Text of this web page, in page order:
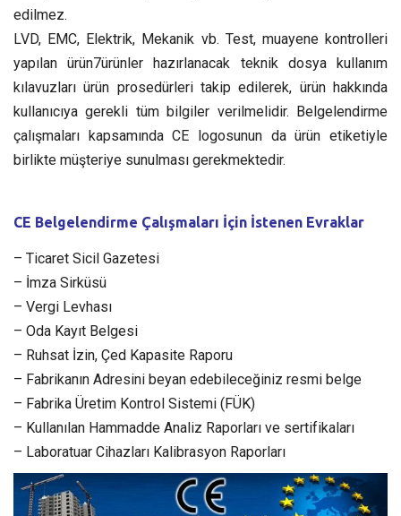
edilmez.
LVD, EMC, Elektrik, Mekanik vb. Test, muayene kontrolleri
yapılan ürün7ürünler hazırlanacak teknik dosya kullanım
kılavuzları ürün prosedürleri takip edilerek, ürün hakkında
kullanıcıya gerekli tüm bilgiler verilmelidir. Belgelendirme
çalışmaları kapsamında CE logosunun da ürün etiketiyle
birlikte müşteriye sunulması gerekmektedir.
CE Belgelendirme Çalışmaları İçin İstenen Evraklar
– Ticaret Sicil Gazetesi
– İmza Sirküsü
– Vergi Levhası
– Oda Kayıt Belgesi
– Ruhsat İzin, Çed Kapasite Raporu
– Fabrikanın Adresini beyan edebileceğiniz resmi belge
– Fabrika Üretim Kontrol Sistemi (FÜK)
– Kullanılan Hammadde Analiz Raporları ve sertifikaları
– Laboratuar Cihazları Kalibrasyon Raporları